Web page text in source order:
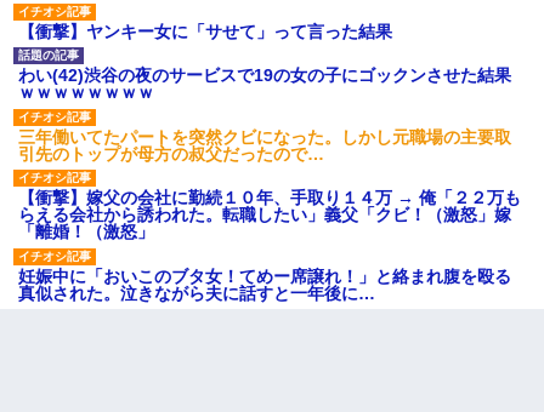
【衝撃】ヤンキー女に「サせて」って言った結果
わい(42)渋谷の夜のサービスで19の女の子にゴックンさせた結果
ｗｗｗｗｗｗｗｗ
三年働いてたパートを突然クビになった。しかし元職場の主要取
引先のトップが母方の叔父だったので…
【衝撃】嫁父の会社に勤続１０年、手取り１４万 → 俺「２２万も
らえる会社から誘われた。転職したい」義父「クビ！（激怒」嫁
「離婚！（激怒」
妊娠中に「おいこのブタ女！てめー席譲れ！」と絡まれ腹を殴る
真似された。泣きながら夫に話すと一年後に…